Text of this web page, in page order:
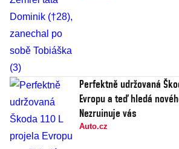
Perfektně udržovaná
Evropu a teď hledá
Nezruinuje vás
Auto.cz